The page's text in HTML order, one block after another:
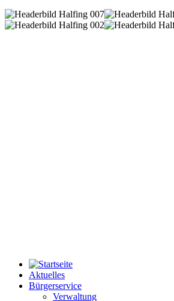
Aktuelles
Bürgerservice
Verwaltung